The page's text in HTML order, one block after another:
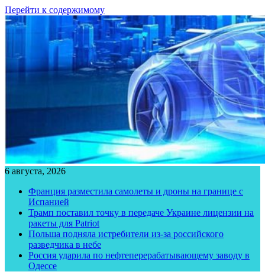
Перейти к содержимому
6 августа, 2026
Франция разместила самолеты и дроны на границе с
Испанией
Трамп поставил точку в передаче Украине лицензии на
ракеты для Patriot
Польша подняла истребители из-за российского
разведчика в небе
Россия ударила по нефтеперерабатывающему заводу в
Одессе